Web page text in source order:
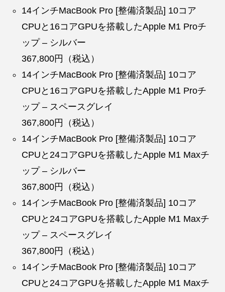
14インチMacBook Pro [整備済製品] 10コア
CPUと16コアGPUを搭載したApple M1 Proチ
ップ – シルバー
367,800円（税込）
14インチMacBook Pro [整備済製品] 10コア
CPUと16コアGPUを搭載したApple M1 Proチ
ップ – スペースグレイ
367,800円（税込）
14インチMacBook Pro [整備済製品] 10コア
CPUと24コアGPUを搭載したApple M1 Maxチ
ップ – シルバー
367,800円（税込）
14インチMacBook Pro [整備済製品] 10コア
CPUと24コアGPUを搭載したApple M1 Maxチ
ップ – スペースグレイ
367,800円（税込）
14インチMacBook Pro [整備済製品] 10コア
CPUと24コアGPUを搭載したApple M1 Maxチ